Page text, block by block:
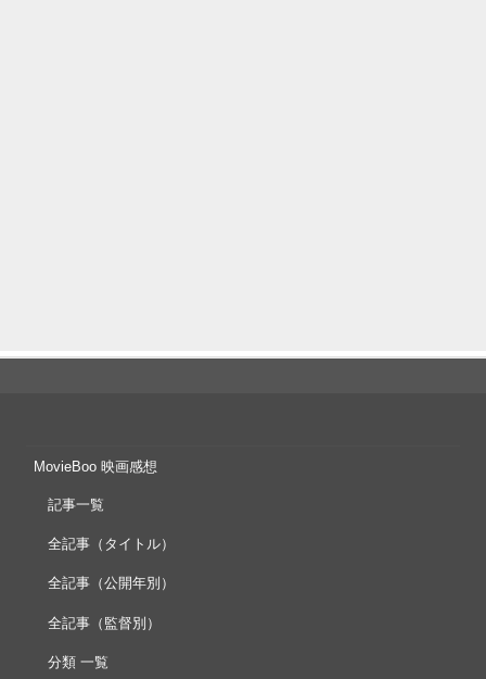
MovieBoo 映画感想
記事一覧
全記事（タイトル）
全記事（公開年別）
全記事（監督別）
分類 一覧